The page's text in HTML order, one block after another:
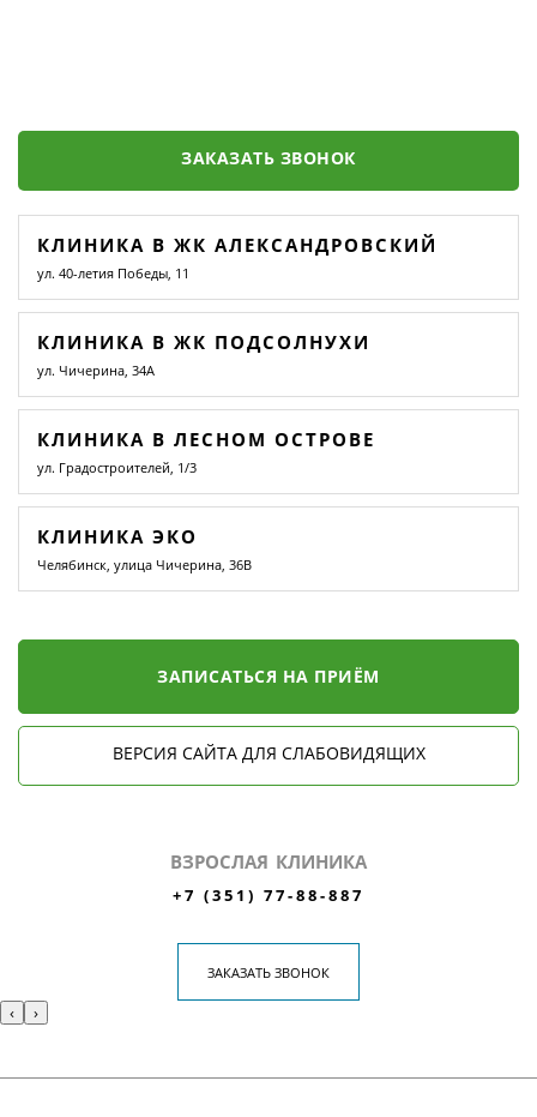
ЗАКАЗАТЬ ЗВОНОК
КЛИНИКА В ЖК АЛЕКСАНДРОВСКИЙ
ул. 40-летия Победы, 11
КЛИНИКА В ЖК ПОДСОЛНУХИ
ул. Чичерина, 34А
КЛИНИКА В ЛЕСНОМ ОСТРОВЕ
ул. Градостроителей, 1/3
КЛИНИКА ЭКО
Челябинск, улица Чичерина, 36В
ЗАПИСАТЬСЯ НА ПРИЁМ
ВЕРСИЯ САЙТА ДЛЯ СЛАБОВИДЯЩИХ
ВЗРОСЛАЯ КЛИНИКА
+7 (351) 77-88-887
ЗАКАЗАТЬ ЗВОНОК
‹ ›